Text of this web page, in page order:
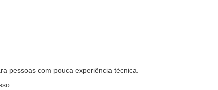
pessoas com pouca experiência técnica.